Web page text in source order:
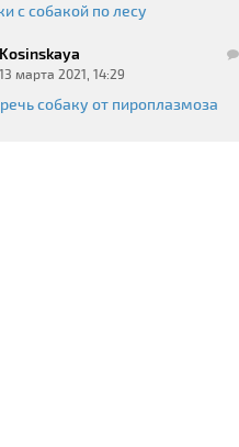
с собакой по лесу
Kosinskaya
13 марта 2021, 14:29
собаку от пироплазмоза